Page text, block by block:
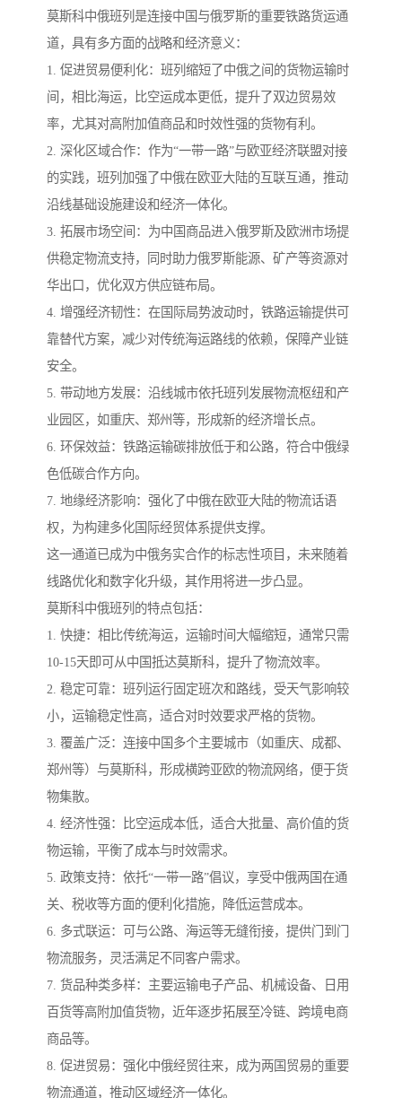
莫斯科中俄班列是连接中国与俄罗斯的重要铁路货运通
道，具有多方面的战略和经济意义：
1. 促进贸易便利化：班列缩短了中俄之间的货物运输时
间，相比海运，比空运成本更低，提升了双边贸易效
率，尤其对高附加值商品和时效性强的货物有利。
2. 深化区域合作：作为“一带一路”与欧亚经济联盟对接
的实践，班列加强了中俄在欧亚大陆的互联互通，推动
沿线基础设施建设和经济一体化。
3. 拓展市场空间：为中国商品进入俄罗斯及欧洲市场提
供稳定物流支持，同时助力俄罗斯能源、矿产等资源对
华出口，优化双方供应链布局。
4. 增强经济韧性：在国际局势波动时，铁路运输提供可
靠替代方案，减少对传统海运路线的依赖，保障产业链
安全。
5. 带动地方发展：沿线城市依托班列发展物流枢纽和产
业园区，如重庆、郑州等，形成新的经济增长点。
6. 环保效益：铁路运输碳排放低于和公路，符合中俄绿
色低碳合作方向。
7. 地缘经济影响：强化了中俄在欧亚大陆的物流话语
权，为构建多化国际经贸体系提供支撑。
这一通道已成为中俄务实合作的标志性项目，未来随着
线路优化和数字化升级，其作用将进一步凸显。
莫斯科中俄班列的特点包括：
1. 快捷：相比传统海运，运输时间大幅缩短，通常只需
10-15天即可从中国抵达莫斯科，提升了物流效率。
2. 稳定可靠：班列运行固定班次和路线，受天气影响较
小，运输稳定性高，适合对时效要求严格的货物。
3. 覆盖广泛：连接中国多个主要城市（如重庆、成都、
郑州等）与莫斯科，形成横跨亚欧的物流网络，便于货
物集散。
4. 经济性强：比空运成本低，适合大批量、高价值的货
物运输，平衡了成本与时效需求。
5. 政策支持：依托“一带一路”倡议，享受中俄两国在通
关、税收等方面的便利化措施，降低运营成本。
6. 多式联运：可与公路、海运等无缝衔接，提供门到门
物流服务，灵活满足不同客户需求。
7. 货品种类多样：主要运输电子产品、机械设备、日用
百货等高附加值货物，近年逐步拓展至冷链、跨境电商
商品等。
8. 促进贸易：强化中俄经贸往来，成为两国贸易的重要
物流通道，推动区域经济一体化。